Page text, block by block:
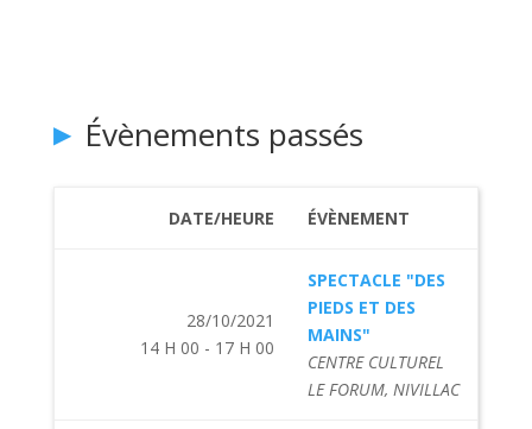
Évènements passés
DATE/HEURE ÉVÈNEMENT
28/10/2021
14 H 00 - 17 H 00
SPECTACLE "DES
PIEDS ET DES
MAINS"
CENTRE CULTUREL
LE FORUM, NIVILLAC